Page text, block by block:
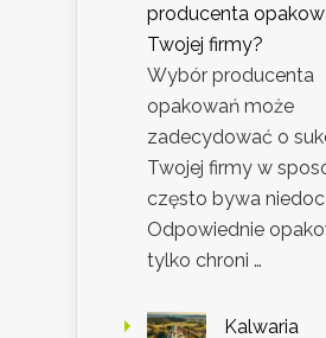
producenta
Twojej firmy?
Wybór producenta
opakowań może
zadecydować o
Twojej firmy w
często bywa
Odpowiednie
tylko chroni …
Kalwaria